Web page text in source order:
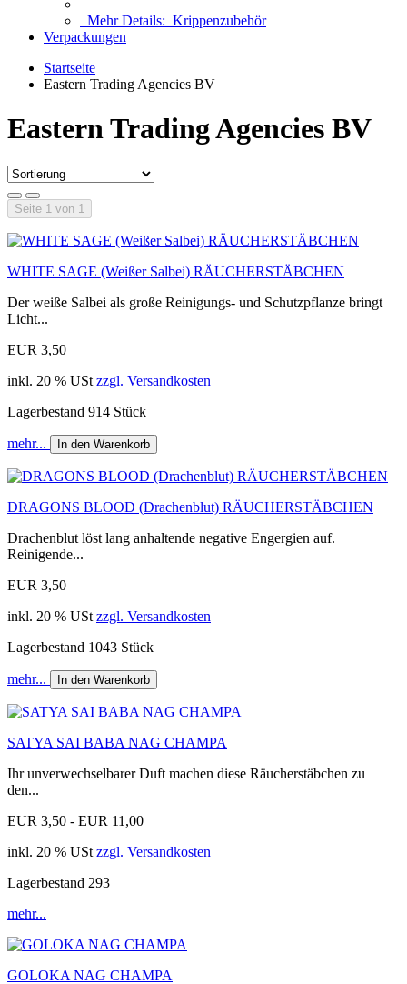
Mehr Details: Krippenzubehör
Verpackungen
Startseite
Eastern Trading Agencies BV
Eastern Trading Agencies BV
Seite 1 von 1
WHITE SAGE (Weißer Salbei) RÄUCHERSTÄBCHEN
Der weiße Salbei als große Reinigungs- und Schutzpflanze bringt
Licht...
EUR 3,50
inkl. 20 % USt zzgl. Versandkosten
Lagerbestand 914 Stück
mehr... In den Warenkorb
DRAGONS BLOOD (Drachenblut) RÄUCHERSTÄBCHEN
Drachenblut löst lang anhaltende negative Engergien auf.
Reinigende...
EUR 3,50
inkl. 20 % USt zzgl. Versandkosten
Lagerbestand 1043 Stück
mehr... In den Warenkorb
SATYA SAI BABA NAG CHAMPA
Ihr unverwechselbarer Duft machen diese Räucherstäbchen zu
den...
EUR 3,50 - EUR 11,00
inkl. 20 % USt zzgl. Versandkosten
Lagerbestand 293
mehr...
GOLOKA NAG CHAMPA